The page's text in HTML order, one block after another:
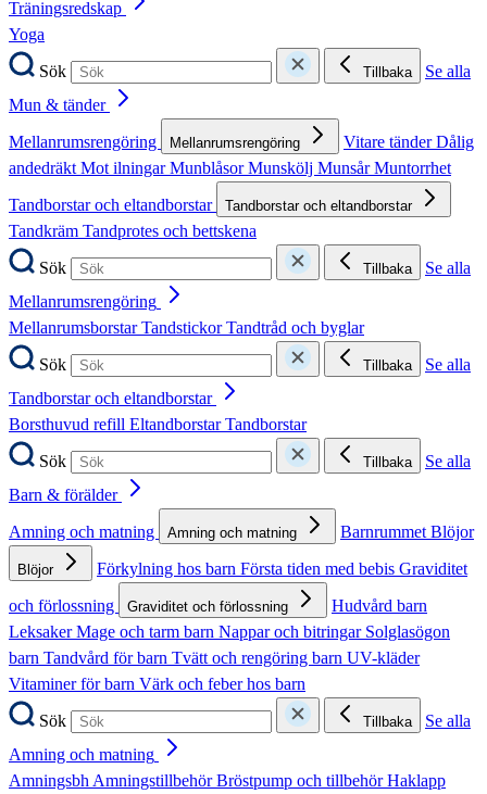
Träningsredskap
Yoga
Sök
Tillbaka
Se alla
Mun & tänder
Mellanrumsrengöring
Mellanrumsrengöring Vitare tänderDålig
andedräktMot ilningarMunblåsorMunskölj MunsårMuntorrhet
Tandborstar och eltandborstar
Tandborstar och eltandborstar
Tandkräm Tandprotes och bettskena
Sök
Tillbaka
Se alla
Mellanrumsrengöring
MellanrumsborstarTandstickorTandtråd och byglar
Sök
Tillbaka
Se alla
Tandborstar och eltandborstar
Borsthuvud refill EltandborstarTandborstar
Sök
Tillbaka
Se alla
Barn & förälder
Amning och matning
Amning och matning BarnrummetBlöjor
Blöjor Förkylning hos barn Första tiden med bebis Graviditet
och förlossning
Graviditet och förlossning
Hudvård barn
LeksakerMage och tarm barn Nappar och bitringar Solglasögon
barn Tandvård för barn Tvätt och rengöring barn UV-kläder
Vitaminer för barn Värk och feber hos barn
Sök
Tillbaka
Se alla
Amning och matning
AmningsbhAmningstillbehörBröstpump och tillbehörHaklapp